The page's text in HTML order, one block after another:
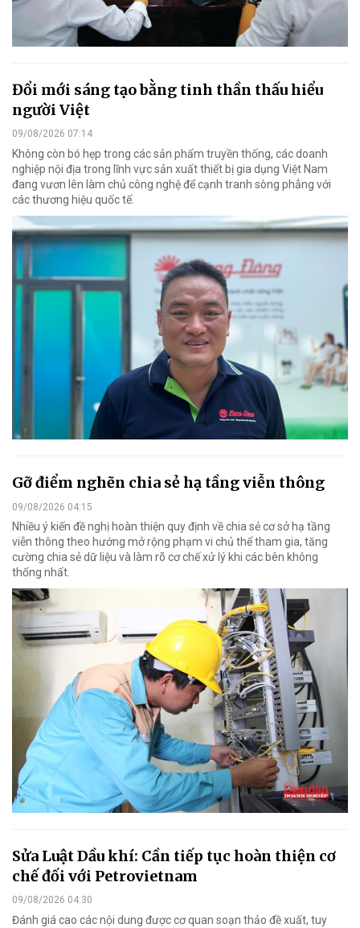
Đổi mới sáng tạo bằng tinh thần thấu hiểu
người Việt
09/08/2026 07:14
Không còn bó hẹp trong các sản phẩm truyền thống, các doanh
nghiệp nội địa trong lĩnh vực sản xuất thiết bị gia dụng Việt Nam
đang vươn lên làm chủ công nghệ để cạnh tranh sòng phẳng với
các thương hiệu quốc tế.
Gỡ điểm nghẽn chia sẻ hạ tầng viễn thông
09/08/2026 04:15
Nhiều ý kiến đề nghị hoàn thiện quy định về chia sẻ cơ sở hạ tầng
viễn thông theo hướng mở rộng phạm vi chủ thể tham gia, tăng
cường chia sẻ dữ liệu và làm rõ cơ chế xử lý khi các bên không
thống nhất.
Sửa Luật Dầu khí: Cần tiếp tục hoàn thiện cơ
chế đối với Petrovietnam
09/08/2026 04:30
Đánh giá cao các nội dung được cơ quan soạn thảo đề xuất, tuy